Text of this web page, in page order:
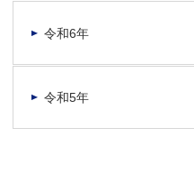
令和6年
令和5年